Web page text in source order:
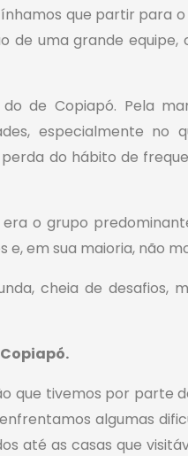
que partir para
uma grande equipe,
de Copiapó. Pela
especialmente no
do hábito de
o grupo
em sua maioria, não
cheia de desafios,
que tivemos por parte
algumas
até as casas que